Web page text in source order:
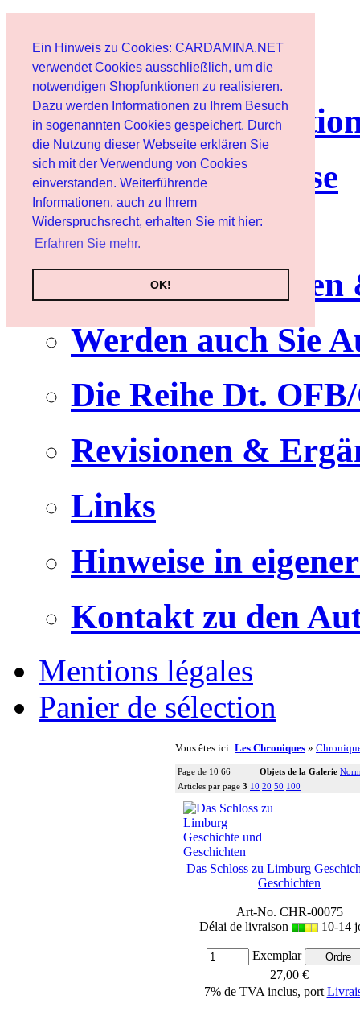
Ein Hinweis zu Cookies: CARDAMINA.NET
verwendet Cookies ausschließlich, um die
notwendigen Shopfunktionen zu realisieren.
Dazu werden Informationen zu Ihrem Besuch
in sogenannten Cookies gespeichert. Durch
die Nutzung dieser Webseite erklären Sie
sich mit der Verwendung von Cookies
einverstanden. Weiterführende
Informationen, auch zu Ihrem
Widerspruchsrecht, erhalten Sie mit hier:
Erfahren Sie mehr.
OK!
Client
lettre
Nutzungshinweise
Service
Werden auch Sie
Die Reihe Dt.
Revisionen &
Links
Hinweise in
Kontakt zu den
Mentions légales
Panier de sélection
Vous êtes ici: Les Chroniques »
Page de 10 66 Objets de la Galerie
Articles par page 3 10 20 50 100
Das Schloss zu Limburg
Geschichten
Art-No. CHR-00075
Délai de livraison
10-14
Exemplar
27,00 €
7% de TVA inclus, port